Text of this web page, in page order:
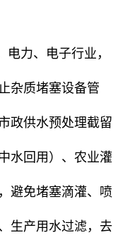
力、电子行业，
杂质堵塞设备管
政供水预处理截留
水回用）、农业灌
避免堵塞滴灌、喷
生产用水过滤，去